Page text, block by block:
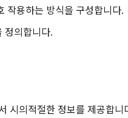
작용하는 방식을 구성합니다.
정의합니다.
시의적절한 정보를 제공합니